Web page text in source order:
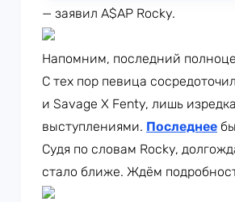
— заявил A$AP Rocky.
Напомним, последний
С тех пор певица
и Savage X Fenty, лишь
выступлениями. Последнее
Судя по словам Rocky,
стало ближе. Ждём